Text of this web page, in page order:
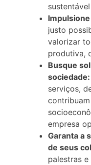
justo
valorizar
produtiva,
Busque
sociedade:
serviços,
empresa
Garanta a
de seus
palestras